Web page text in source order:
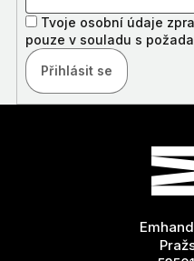
Tvoje osobní údaje
pouze v souladu s
Přihlásit se